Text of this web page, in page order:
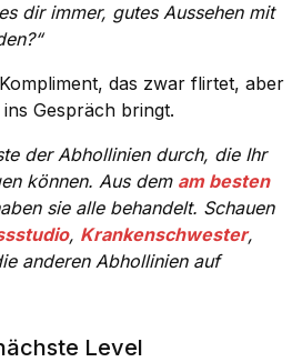
dir immer, gutes Aussehen mit
das zwar flirtet, aber
Gespräch bringt.
der Abhollinien durch, die Ihr
können. Aus dem am besten
sie alle behandelt. Schauen
, Krankenschwester,
anderen Abhollinien auf
Level